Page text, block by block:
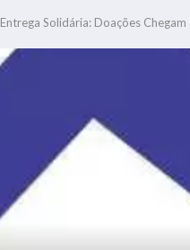
Entrega Solidária: Doações